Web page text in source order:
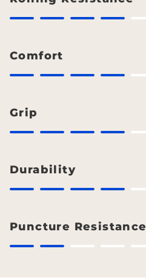
Comfort
Grip
Durability
Puncture Resistance